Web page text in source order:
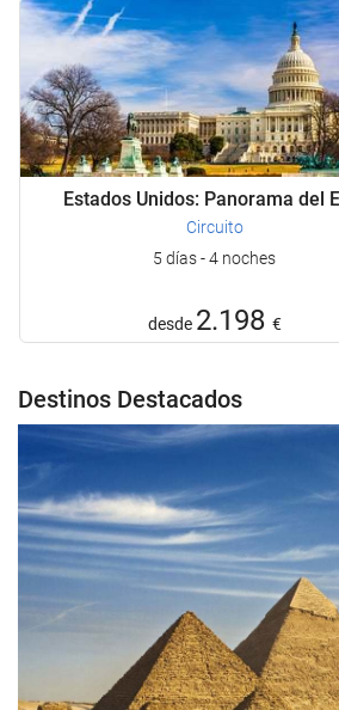
Estados Unidos: Panorama del
Circuito
5 días - 4 noches
desde 2.198 €
Destinos Destacados